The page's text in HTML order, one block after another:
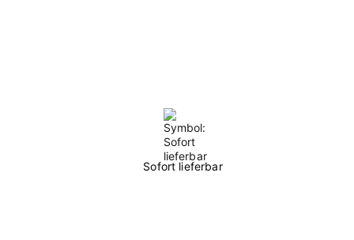
Sofort lieferbar